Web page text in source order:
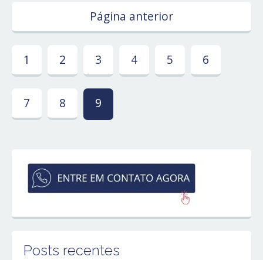
Página anterior
1 2 3 4 5 6
7 8 9
Posts recentes